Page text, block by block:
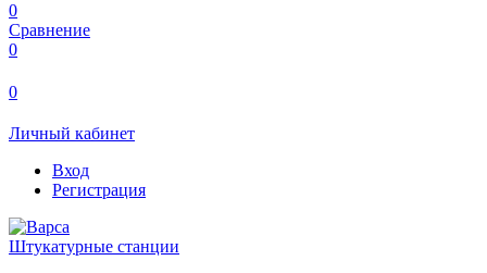
0
Сравнение
0
0
Личный кабинет
Вход
Регистрация
Штукатурные станции